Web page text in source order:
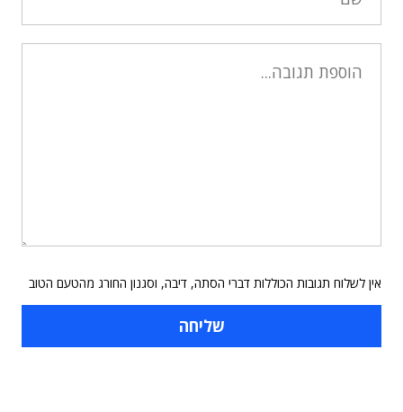
אין לשלוח תגובות הכוללות דברי הסתה, דיבה, וסגנון החורג מהטעם הטוב